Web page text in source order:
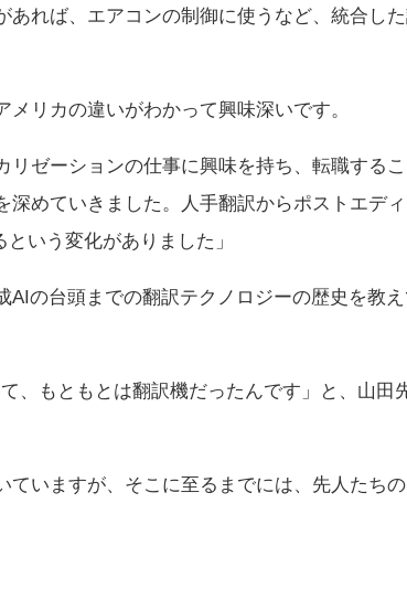
れば、エアコンの制御に使うなど、統合し
リカの違いがわかって興味深いです。
リゼーションの仕事に興味を持ち、転職するこ
めていきました。人手翻訳からポストエディ
いう変化がありました」
の台頭までの翻訳テクノロジーの歴史を教え
、もともとは翻訳機だったんです」と、山田
いますが、そこに至るまでには、先人たち